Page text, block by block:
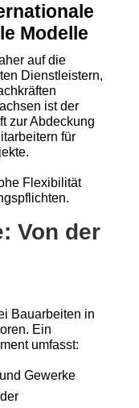
Modelle
auf die
Dienstleistern,
ist der
zur Abdeckung
für
Flexibilität
Von der
Bauarbeiten in
Ein
umfasst:
Gewerke
der